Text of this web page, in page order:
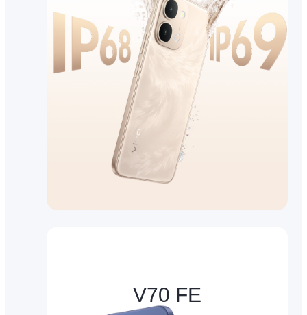
V70 FE